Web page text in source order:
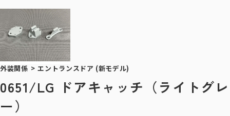
外装関係 > エントランスドア (新モデル)
0651/LG ドアキャッチ（ライトグレ
ー）